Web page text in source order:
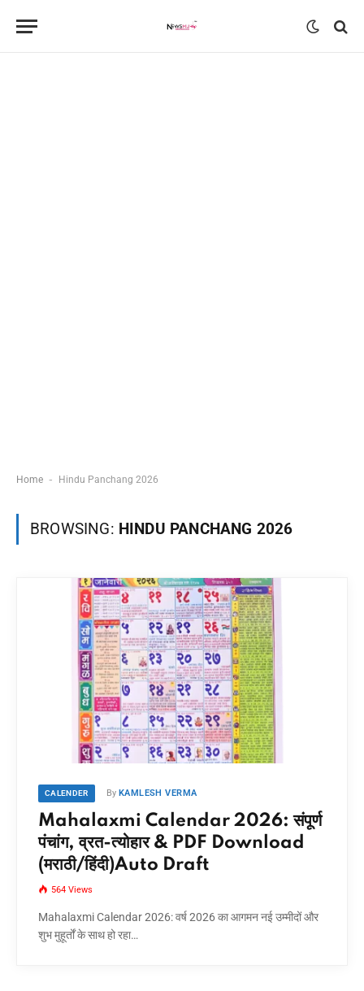
Home - Hindu Panchang 2026
BROWSING: HINDU PANCHANG 2026
CALENDER By KAMLESH VERMA
Mahalaxmi Calendar 2026: संपूर्ण
पंचांग, व्रत-त्योहार & PDF Download
(मराठी/हिंदी)Auto Draft
564 Views
Mahalaxmi Calendar 2026: वर्ष 2026 का आगमन नई उम्मीदों और
शुभ मुहूर्तों के साथ हो रहा…